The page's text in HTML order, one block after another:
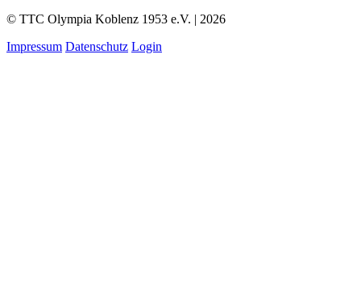
© TTC Olympia Koblenz 1953 e.V. | 2026
Impressum Datenschutz Login